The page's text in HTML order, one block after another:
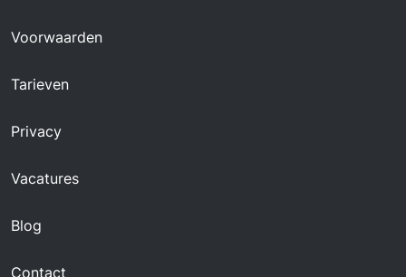
Voorwaarden
Tarieven
Privacy
Vacatures
Blog
Contact